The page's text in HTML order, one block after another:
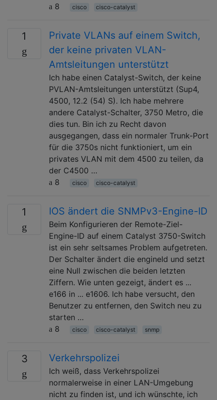
8
cisco cisco-catalyst
1
Private VLANs auf einem Switch,
der keine privaten VLAN-
Amtsleitungen unterstützt
Ich habe einen Catalyst-Switch, der keine
PVLAN-Amtsleitungen unterstützt (Sup4,
4500, 12.2 (54) S). Ich habe mehrere
andere Catalyst-Schalter, 3750 Metro, die
dies tun. Bin ich zu Recht davon
ausgegangen, dass ein normaler Trunk-Port
für die 3750s nicht funktioniert, um ein
privates VLAN mit dem 4500 zu teilen, da
der C4500 …
8
cisco cisco-catalyst
1 IOS ändert die SNMPv3-Engine-ID
Beim Konfigurieren der Remote-Ziel-
Engine-ID auf einem Catalyst 3750-Switch
ist ein sehr seltsames Problem aufgetreten.
Der Schalter ändert die engineId und setzt
eine Null zwischen die beiden letzten
Ziffern. Wie unten gezeigt, ändert es ...
e166 in ... e1606. Ich habe versucht, den
Benutzer zu entfernen, den Switch neu zu
starten …
8
cisco cisco-catalyst snmp
3 Verkehrspolizei
Ich weiß, dass Verkehrspolizei
normalerweise in einer LAN-Umgebung
nicht zu finden ist, und ich wünschte, ich